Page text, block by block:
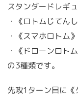
スタンダードレギ
・《ロトムじてん
・《スマホロトム》
・《ドローンロトム
の3種類です。
先攻1ターン目に《